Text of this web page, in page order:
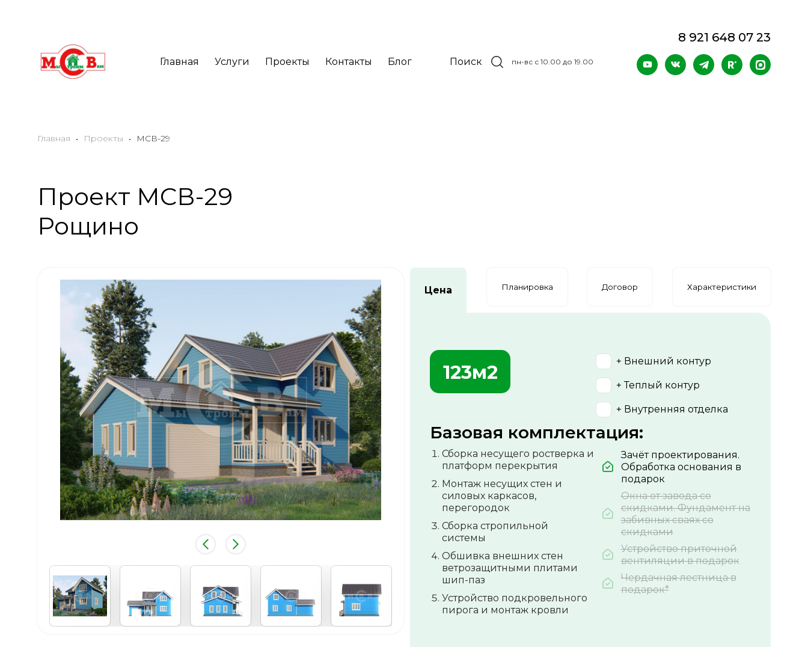
Главная Услуги Проекты Контакты Блог Поиск пн-вс с 10.00 до 19.00
8 921 648 07 23
Search
Главная Проекты МСВ-29
Проект МСВ-29
Рощино
Цена Планировка Договор Характеристики
123м2 + Внешний контур
+ Теплый контур
+ Внутренняя отделка
Базовая комплектация:
Сборка несущего ростверка и
платформ перекрытия
Монтаж несущих стен и
силовых каркасов,
перегородок
Сборка стропильной
системы
Обшивка внешних стен
ветрозащитными плитами
шип-паз
Устройство подкровельного
пирога и монтаж кровли
Зачёт проектирования.
Обработка основания в
подарок
Окна от завода со
скидками. Фундамент на
забивных сваях со
скидками
Устройство приточной
вентиляции в подарок
Чердачная лестница в
подарок*